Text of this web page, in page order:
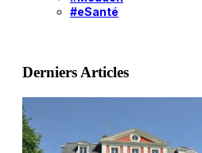
#eSanté
Derniers Articles